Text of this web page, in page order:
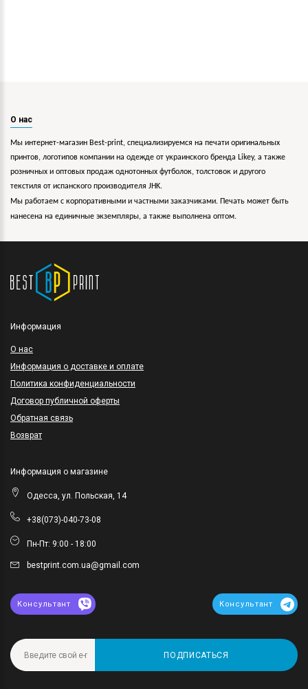
О нас
Мы интернет-магазин Best-print, специализируемся на печати оригинальных
принтов, логотипов компании на одежде от украинского бренда Likey, а также
розничных и оптовых продаж однотонных футболок, толстовок и другого
текстиля от испанского производителя JHK.
Мы работаем с корпоративными и частными заказчиками. Печать может быть
нанесена на единичные экземпляры, а также выполнена оптом.
Информация
O нас
Информация о доставке и оплате
Политика конфиденциальности
Договор публичной оферты
Обратная связь
Возврат
Информация о магазине
Одесса, ул. Польская, 14
+38(073)-040-73-08
Пн-Пт: 9:00 - 18:00
bestprint.com.ua@gmail.com
Консультант Консультант
ПОДПИСАТЬСЯ